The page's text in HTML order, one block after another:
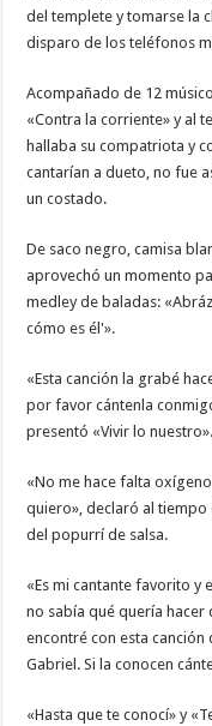
del templete y tomarse la
disparo de los teléfonos
Acompañado de 12
«Contra la corriente» y al
hallaba su compatriota y
cantarían a dueto, no fue
un costado.
De saco negro, camisa
aprovechó un momento
medley de baladas:
cómo es él'».
«Esta canción la grabé
por favor cántenla
presentó «Vivir lo nuestro».
«No me hace falta
quiero», declaró al
del popurrí de salsa.
«Es mi cantante favorito y
no sabía qué quería hacer
encontré con esta canción
Gabriel. Si la conocen
«Hasta que te conocí» y